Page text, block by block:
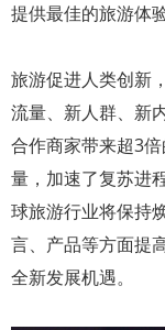
提供最佳的旅游体验
旅游促进人类创新
流量、新人群、新
合作商家带来超3
量，加速了复苏进
球旅游行业将保持
言、产品等方面提
全新发展机遇。